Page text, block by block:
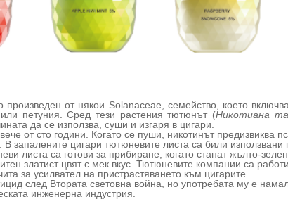
произведен от някои Solanaceae, семейство, което
петуния. Сред тези растения тютюнът (Никотиана
да се използва, суши и изгаря в цигари.
от сто години. Когато се пуши, никотинът предизвиква
запалените цигари тютюневите листа са били използвани
листа са готови за прибиране, когато станат жълто-
златист цвят с мек вкус. Тютюневите компании са
за усилвател на пристрастяването към цигарите.
след Втората световна война, но употребата му е
инженерна индустрия.